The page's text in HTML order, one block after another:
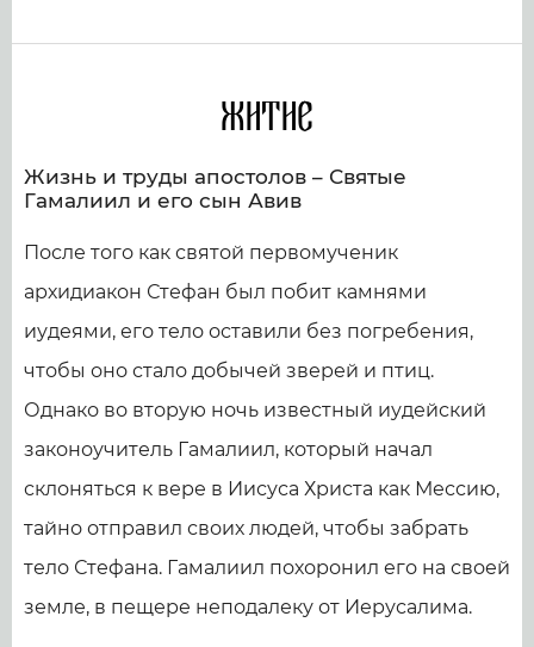
Житие
Жизнь и труды апостолов – Святые
Гамалиил и его сын Авив
После того как святой первомученик
архидиакон Стефан был побит камнями
иудеями, его тело оставили без погребения,
чтобы оно стало добычей зверей и птиц.
Однако во вторую ночь известный иудейский
законоучитель Гамалиил, который начал
склоняться к вере в Иисуса Христа как Мессию,
тайно отправил своих людей, чтобы забрать
тело Стефана. Гамалиил похоронил его на своей
земле, в пещере неподалеку от Иерусалима.